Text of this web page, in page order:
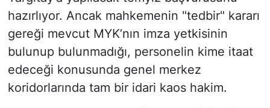
hazırlıyor. Ancak mahkemenin "tedbir" kararı
gereği mevcut MYK’nın imza yetkisinin
bulunup bulunmadığı, personelin kime itaat
edeceği konusunda genel merkez
koridorlarında tam bir idari kaos hakim.